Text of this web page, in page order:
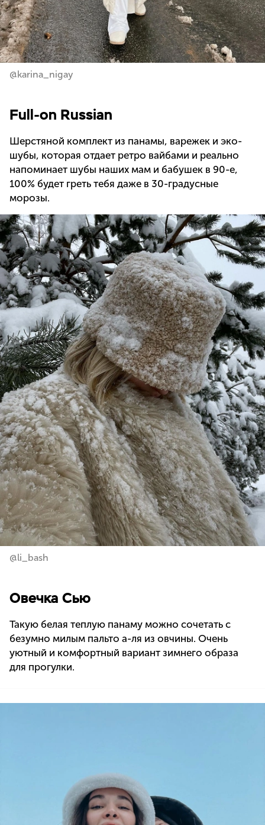
@karina_nigay
Full-on Russian
Шерстяной комплект из панамы, варежек и эко-
шубы, которая отдает ретро вайбами и реально
напоминает шубы наших мам и бабушек в 90-е,
100% будет греть тебя даже в 30-градусные
морозы.
@li_bash
Овечка Сью
Такую белая теплую панаму можно сочетать с
безумно милым пальто а-ля из овчины. Очень
уютный и комфортный вариант зимнего образа
для прогулки.